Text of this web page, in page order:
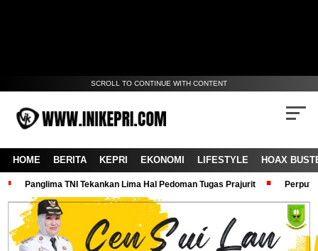
SCROLL TO CONTINUE WITH CONTENT
HOME BERITA KEPRI EKONOMI LIFESTYLE HOAX
Panglima TNI Tekankan Lima Hal Pedoman Tugas Prajurit